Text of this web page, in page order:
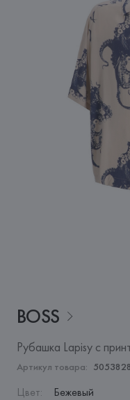
BOSS
Рубашка Lapisy с
Артикул товара:
Цвет: Бежевый